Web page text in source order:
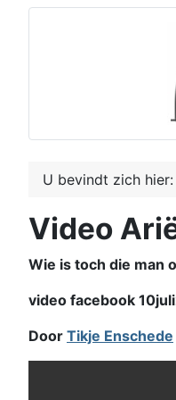
U bevindt zich hier:
Video
Wie is toch die man
video facebook
Door Tikje Enschede